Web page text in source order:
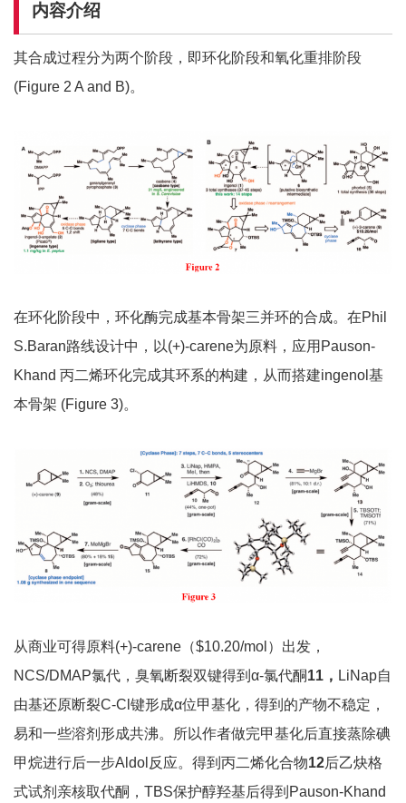
内容介绍
其合成过程分为两个阶段，即环化阶段和氧化重排阶段
(Figure 2 A and B)。
在环化阶段中，环化酶完成基本骨架三并环的合成。在Phil
S.Baran路线设计中，以(+)-carene为原料，应用Pauson-
Khand 丙二烯环化完成其环系的构建，从而搭建ingenol基
本骨架 (Figure 3)。
从商业可得原料(+)-carene（$10.20/mol）出发，
NCS/DMAP氯代，臭氧断裂双键得到α-氯代酮11 ， LiNap自
由基还原断裂C-Cl键形成α位甲基化，得到的产物不稳定，
易和一些溶剂形成共沸。所以作者做完甲基化后直接蒸除碘
甲烷进行后一步Aldol反应。得到丙二烯化合物12后乙炔格
式试剂亲核取代酮，TBS保护醇羟基后得到Pauson-Khand